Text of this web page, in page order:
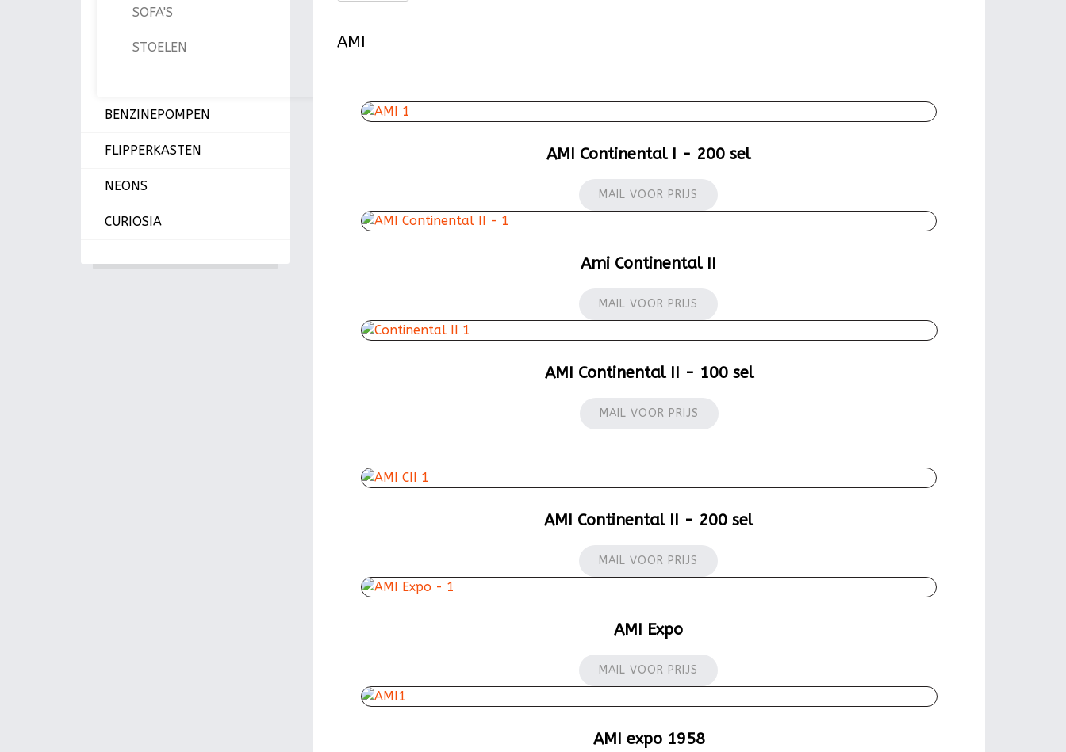
SOFA'S
STOELEN
BENZINEPOMPEN
FLIPPERKASTEN
NEONS
CURIOSIA
AMI
AMI Continental I - 200 sel
MAIL VOOR PRIJS
Ami Continental II
MAIL VOOR PRIJS
AMI Continental II - 100 sel
MAIL VOOR PRIJS
AMI Continental II - 200 sel
MAIL VOOR PRIJS
AMI Expo
MAIL VOOR PRIJS
AMI expo 1958